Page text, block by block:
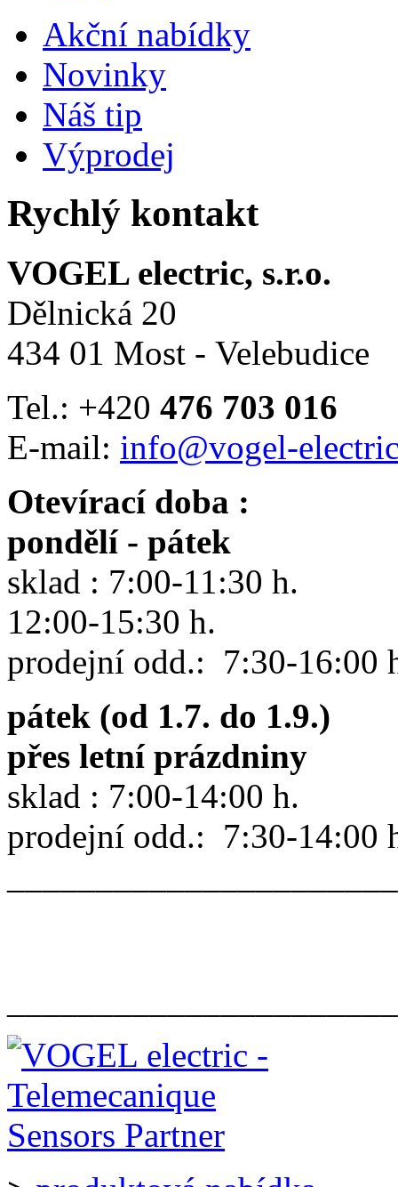
Akční nabídky
Novinky
Náš tip
Výprodej
Rychlý kontakt
VOGEL electric, s.r.o.
Dělnická 20
434 01 Most - Velebudice
Tel.: +420 476 703 016
E-mail: info@vogel-
Otevírací doba :
pondělí - pátek
sklad : 7:00-11:30 h.
12:00-15:30 h.
prodejní odd.: 7:30-16:00
pátek (od 1.7. do 1.9.)
přes letní prázdniny
sklad : 7:00-14:00 h.
prodejní odd.: 7:30-14:00